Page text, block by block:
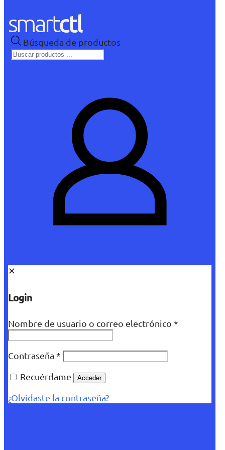
Búsqueda de productos
✕
Login
Nombre de usuario o correo electrónico *
Contraseña *
Recuérdame
Acceder
¿Olvidaste la contraseña?